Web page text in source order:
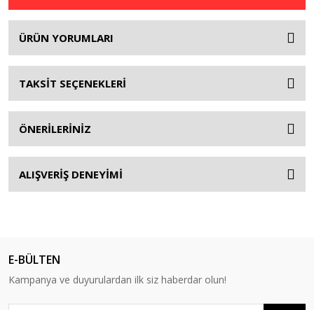
ÜRÜN YORUMLARI
TAKSİT SEÇENEKLERİ
ÖNERİLERİNİZ
ALIŞVERİŞ DENEYİMİ
E-BÜLTEN
Kampanya ve duyurulardan ilk siz haberdar olun!